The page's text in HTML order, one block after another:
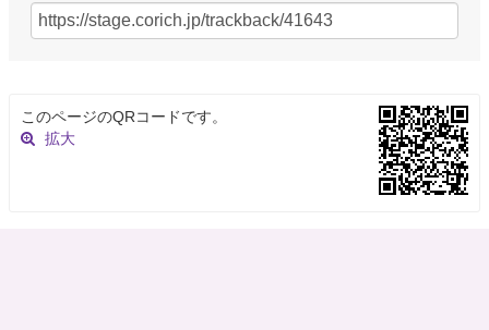
このページのQRコードです。
拡大